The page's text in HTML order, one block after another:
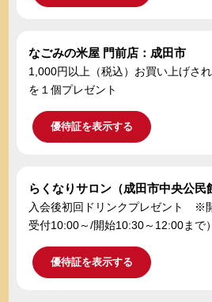
なごみの米屋 門前店：成田市
1,000円以上（税込）お買い上げさ
を１個プレゼント
優待証を表示する
らくなりサロン（成田市中央公民
入会後初回ドリンクプレゼント ※
受付10:00～/開始10:30～12:00まで）
優待証を表示する